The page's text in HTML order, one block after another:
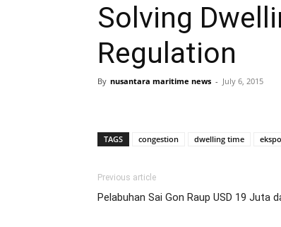
Solving
Regulation
By nusantara maritime news - July 6, 2015
TAGS congestion dwelling time
Previous article
Pelabuhan Sai Gon Raup USD 19 Juta